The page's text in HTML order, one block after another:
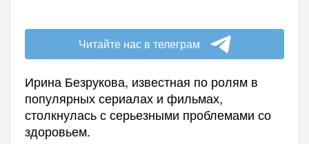
Читайте нас в телеграм
Ирина Безрукова, известная по ролям в
популярных сериалах и фильмах,
столкнулась с серьезными проблемами со
здоровьем.